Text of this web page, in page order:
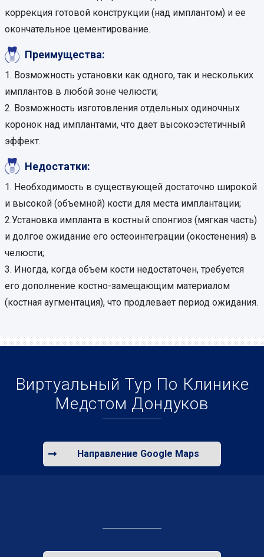
коррекция готовой конструкции (над имплантом) и ее
окончательное цементирование.
Преимущества:
1. Возможность установки как одного, так и нескольких
имплантов в любой зоне челюсти;
2. Возможность изготовления отдельных одиночных
коронок над имплантами, что дает высокоэстетичный
эффект.
Недостатки:
1. Необходимость в существующей достаточно широкой
и высокой (объемной) кости для места имплантации;
2.Установка импланта в костный спонгиоз (мягкая часть)
и долгое ожидание его остеоинтеграции (окостенения) в
челюсти;
3. Иногда, когда объем кости недостаточен, требуется
его дополнение костно-замещающим материалом
(костная аугментация), что продлевает период ожидания.
Виртуальный Тур По Клинике
Медстом Дондуков
Направление Google Maps